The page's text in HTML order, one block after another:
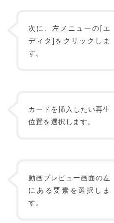
次に、左メニューの[エ
ディタ]をクリックしま
す。
カードを挿入したい再生
位置を選択します。
動画プレビュー画面の左
にある要素を選択しま
す。